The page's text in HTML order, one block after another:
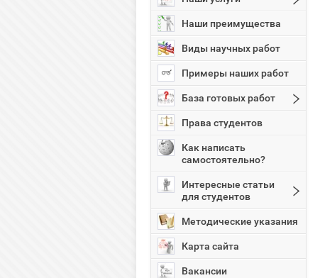
Наши преимущества
Виды научных работ
Примеры наших работ
База готовых работ
Права студентов
Как написать
самостоятельно?
Интересные статьи
для студентов
Методические указания
Карта сайта
Вакансии